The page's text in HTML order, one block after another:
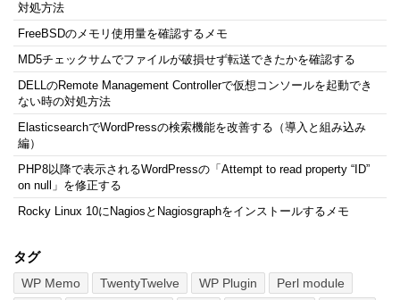
対処方法
FreeBSDのメモリ使用量を確認するメモ
MD5チェックサムでファイルが破損せず転送できたかを確認する
DELLのRemote Management Controllerで仮想コンソールを起動でき
ない時の対処方法
ElasticsearchでWordPressの検索機能を改善する（導入と組み込み
編）
PHP8以降で表示されるWordPressの「Attempt to read property “ID”
on null」を修正する
Rocky Linux 10にNagiosとNagiosgraphをインストールするメモ
タグ
WP Memo TwentyTwelve WP Plugin Perl module